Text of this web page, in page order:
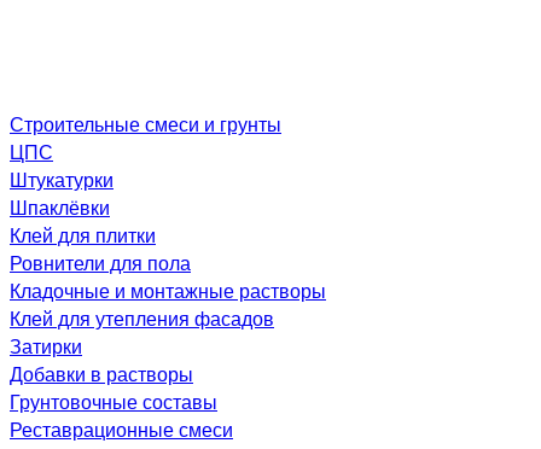
Строительные смеси и грунты
ЦПС
Штукатурки
Шпаклёвки
Клей для плитки
Ровнители для пола
Кладочные и монтажные растворы
Клей для утепления фасадов
Затирки
Добавки в растворы
Грунтовочные составы
Реставрационные смеси